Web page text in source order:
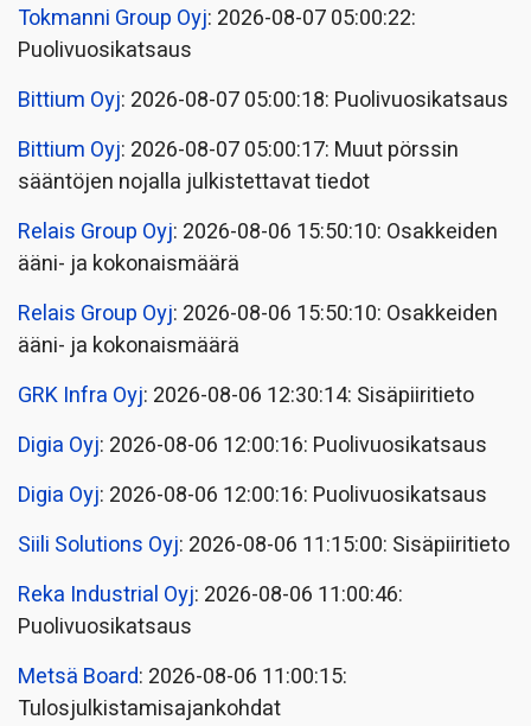
Tokmanni Group Oyj: 2026-08-07 05:00:22:
Puolivuosikatsaus
Bittium Oyj: 2026-08-07 05:00:18: Puolivuosikatsaus
Bittium Oyj: 2026-08-07 05:00:17: Muut pörssin
sääntöjen nojalla julkistettavat tiedot
Relais Group Oyj: 2026-08-06 15:50:10: Osakkeiden
ääni- ja kokonaismäärä
Relais Group Oyj: 2026-08-06 15:50:10: Osakkeiden
ääni- ja kokonaismäärä
GRK Infra Oyj: 2026-08-06 12:30:14: Sisäpiiritieto
Digia Oyj: 2026-08-06 12:00:16: Puolivuosikatsaus
Digia Oyj: 2026-08-06 12:00:16: Puolivuosikatsaus
Siili Solutions Oyj: 2026-08-06 11:15:00: Sisäpiiritieto
Reka Industrial Oyj: 2026-08-06 11:00:46:
Puolivuosikatsaus
Metsä Board: 2026-08-06 11:00:15:
Tulosjulkistamisajankohdat